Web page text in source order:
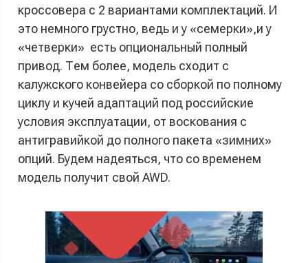
кроссовера с 2 вариантами комплектаций. И
это немного грустно, ведь и у «семерки»,и у
«четверки» есть опциональный полный
привод. Тем более, модель сходит с
калужского конвейера со сборкой по полному
циклу и кучей адаптаций под российские
условия эксплуатации, от воскования с
антигравийкой до полного пакета «зимних»
опций. Будем надеяться, что со временем
модель получит свой AWD.